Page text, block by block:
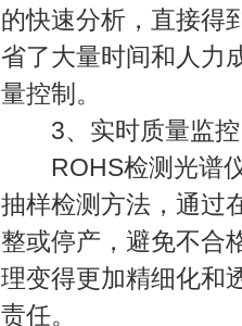
的快速分析，直接得
省了大量时间和人力
量控制。
3、实时质量监控
ROHS检测光谱仪
抽样检测方法，通过
整或停产，避免不合
理变得更加精细化和
责任。